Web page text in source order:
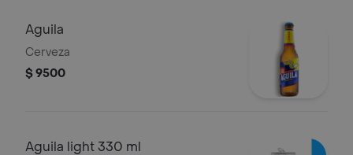
Aguila
Cerveza
$ 9500
Aguila light 330 ml